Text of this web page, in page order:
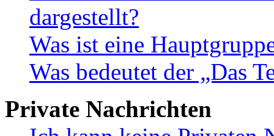
dargestellt?
Was ist eine
Was bedeutet der „Das
Private Nachrichten